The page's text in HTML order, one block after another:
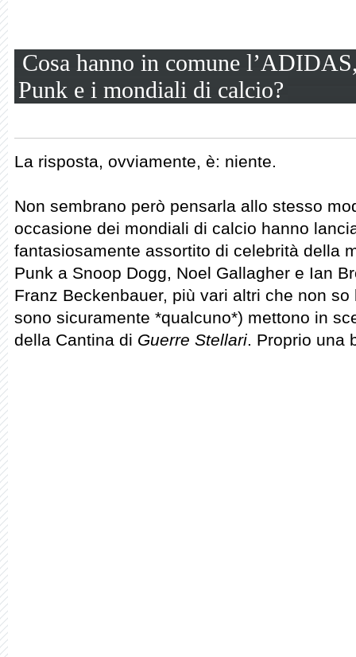
Cosa hanno in comune
Punk e i mondiali di calcio?
La risposta, ovviamente, è: niente.
Non sembrano però pensarla allo stesso
occasione dei mondiali di calcio hanno
fantasiosamente assortito di celebrità della
Punk a Snoop Dogg, Noel Gallagher e Ian
Franz Beckenbauer, più vari altri che non
sono sicuramente *qualcuno*) mettono in
della Cantina di Guerre Stellari. Proprio una